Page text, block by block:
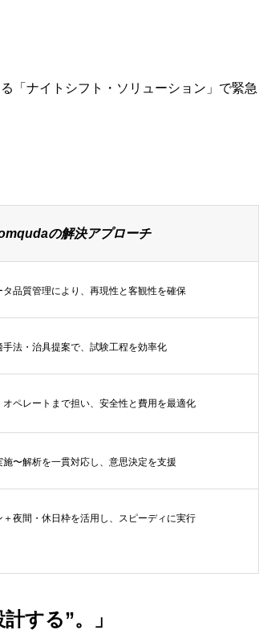
「ナイトシフト・ソリューション」で緊急
の解決アプローチ
品質管理により、再現性と客観性を確保
法・治具提案で、試験工程を効率化
ペレートまで担い、安全性と費用を最適化
〜解析を一貫対応し、意思決定を支援
夜間・休日枠を活用し、スピーディに実行
する”。」